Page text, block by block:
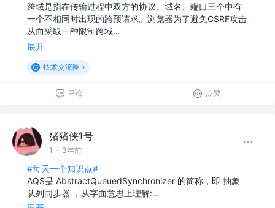
跨域是指在传输过程中双方的协议、域名、端口三个中有
一个不相同时出现的跨预请求。浏览器为了避免CSRF攻击
从而采取一种限制跨域…
展开
技术交流圈
评论 点赞
猪猪侠1号
1 · 3年前
#每天一个知识点#
AQS是 AbstractQueuedSynchronizer 的简称，即 抽象
队列同步器 ，从字⾯意思上理解:…